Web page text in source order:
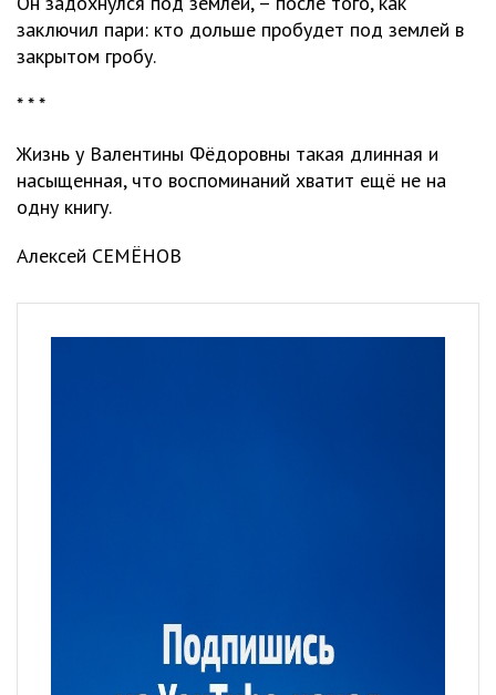
заключил пари: кто дольше пробудет под землей в
закрытом гробу.
* * *
Жизнь у Валентины Фёдоровны такая длинная и
насыщенная, что воспоминаний хватит ещё не на
одну книгу.
Алексей СЕМЁНОВ